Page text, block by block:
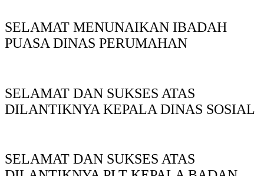
SELAMAT MENUNAIKAN IBADAH
PUASA DINAS PERUMAHAN
SELAMAT DAN SUKSES ATAS
DILANTIKNYA KEPALA DINAS SOSIAL
SELAMAT DAN SUKSES ATAS